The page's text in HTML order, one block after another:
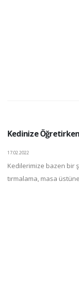
Kedinize Öğretirken
17.02.2022
Kedilerimize bazen bir
tırmalama, masa